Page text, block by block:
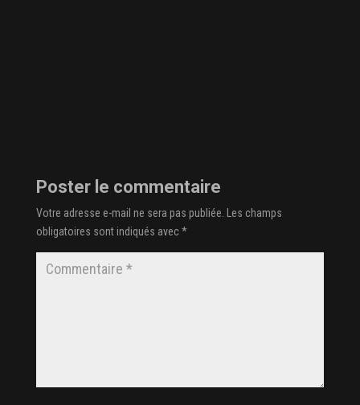
Poster le commentaire
Votre adresse e-mail ne sera pas publiée.
Les champs
obligatoires sont indiqués avec*